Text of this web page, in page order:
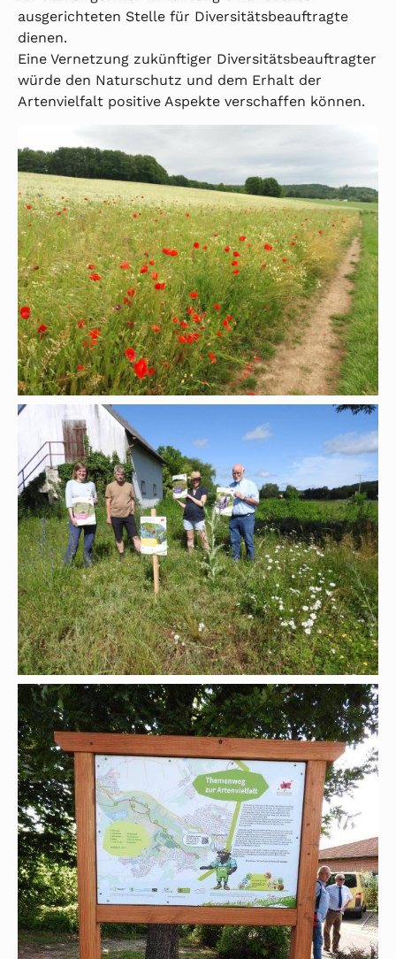
ausgerichteten Stelle für Diversitätsbeauftragte
dienen.
Eine Vernetzung zukünftiger Diversitätsbeauftragter
würde den Naturschutz und dem Erhalt der
Artenvielfalt positive Aspekte verschaffen können.